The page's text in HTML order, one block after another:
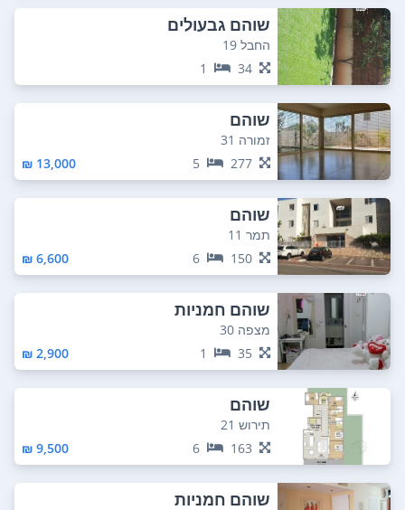
שוהם גבעולים
החבל 19
34
1
שוהם
זמורה 31
277
5
13,000 ₪
שוהם
תמר 11
150
6
6,600 ₪
שוהם חמניות
מצפה 30
35
1
2,900 ₪
שוהם
תירוש 21
163
6
9,500 ₪
שוהם חמניות